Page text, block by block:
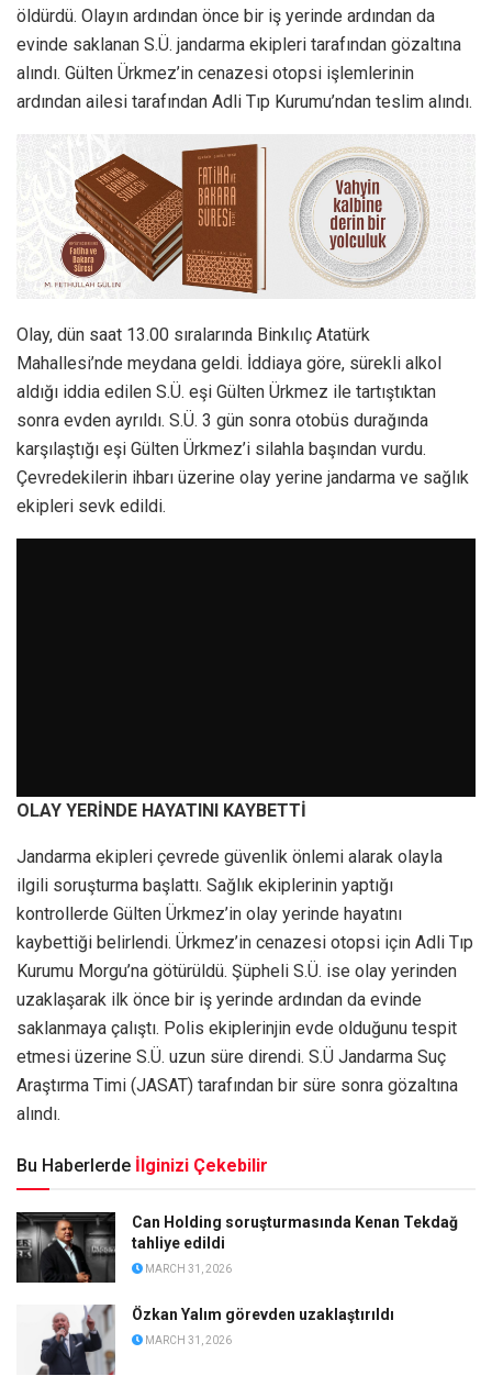
öldürdü. Olayın ardından önce bir iş yerinde ardından da
evinde saklanan S.Ü. jandarma ekipleri tarafından gözaltına
alındı. Gülten Ürkmez’in cenazesi otopsi işlemlerinin
ardından ailesi tarafından Adli Tıp Kurumu’ndan teslim alındı.
Olay, dün saat 13.00 sıralarında Binkılıç Atatürk
Mahallesi’nde meydana geldi. İddiaya göre, sürekli alkol
aldığı iddia edilen S.Ü. eşi Gülten Ürkmez ile tartıştıktan
sonra evden ayrıldı. S.Ü. 3 gün sonra otobüs durağında
karşılaştığı eşi Gülten Ürkmez’i silahla başından vurdu.
Çevredekilerin ihbarı üzerine olay yerine jandarma ve sağlık
ekipleri sevk edildi.
OLAY YERİNDE HAYATINI KAYBETTİ
Jandarma ekipleri çevrede güvenlik önlemi alarak olayla
ilgili soruşturma başlattı. Sağlık ekiplerinin yaptığı
kontrollerde Gülten Ürkmez’in olay yerinde hayatını
kaybettiği belirlendi. Ürkmez’in cenazesi otopsi için Adli Tıp
Kurumu Morgu’na götürüldü. Şüpheli S.Ü. ise olay yerinden
uzaklaşarak ilk önce bir iş yerinde ardından da evinde
saklanmaya çalıştı. Polis ekiplerinjin evde olduğunu tespit
etmesi üzerine S.Ü. uzun süre direndi. S.Ü Jandarma Suç
Araştırma Timi (JASAT) tarafından bir süre sonra gözaltına
alındı.
Bu Haberlerde İlginizi Çekebilir
Can Holding soruşturmasında Kenan Tekdağ
tahliye edildi
MARCH 31, 2026
Özkan Yalım görevden uzaklaştırıldı
MARCH 31, 2026